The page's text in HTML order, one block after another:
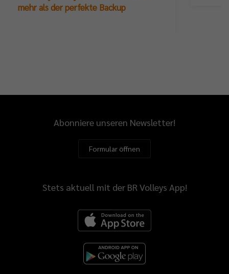
mehr als der perfekte Backup
Abonniere unseren Newsletter!
Formular öffnen
Stets aktuell mit der BR Volleys App!